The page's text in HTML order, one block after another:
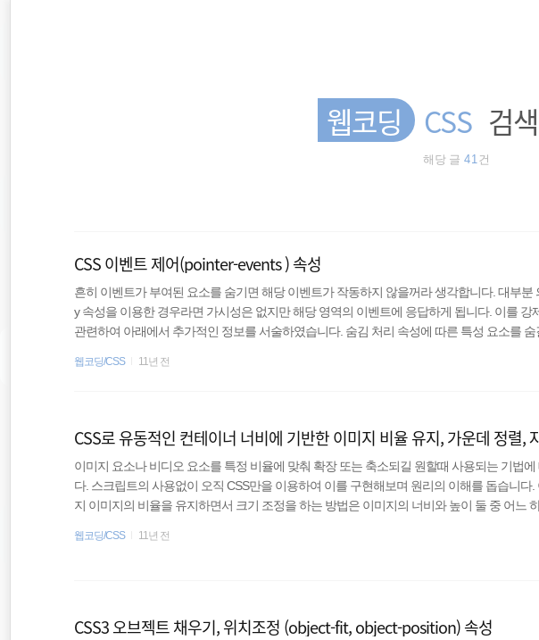
웹코딩 CSS 검
해당 글 41건
CSS 이벤트 제어(pointer-events ) 속성
흔히 이벤트가 부여된 요소를 숨기면 해당 이벤트가 작동하지 않을꺼라 생각합니다. 대부
y 속성을 이용한 경우라면 가시성은 없지만 해당 영역의 이벤트에 응답하게 됩니다. 이를
관련하여 아래에서 추가적인 정보를 서술하였습니다. 숨김 처리 속성에 따른 특성 요소를
이블안에서만 비점유 비활성 불가능 display:..
웹코딩/CSS 11년 전
CSS로 유동적인 컨테이너 너비에 기반한 이미지 비율 유지, 가운데 정렬,
이미지 요소나 비디오 요소를 특정 비율에 맞춰 확장 또는 축소되길 원할때 사용되는 기법에
다. 스크립트의 사용없이 오직 CSS만을 이용하여 이를 구현해보며 원리의 이해를 돕습니다.
지 이미지의 비율을 유지하면서 크기 조정을 하는 방법은 이미지의 너비와 높이 둘 중 어느
00%; height: auto; } 반응형 이미지의 너비를 자유롭게 조정하기 위해서 이를 감싸는 컨테이너
웹코딩/CSS 11년 전
CSS3 오브젝트 채우기, 위치조정 (object-fit, object-position) 속성
Wordpress
element
jQuery
CSS